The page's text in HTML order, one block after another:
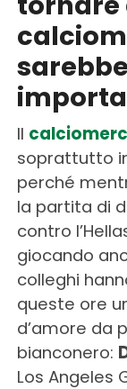
Il
soprattutto
perché
la partita di
contro
giocando
colleghi
queste ore
d’amore da
bianconero:
Los Angeles